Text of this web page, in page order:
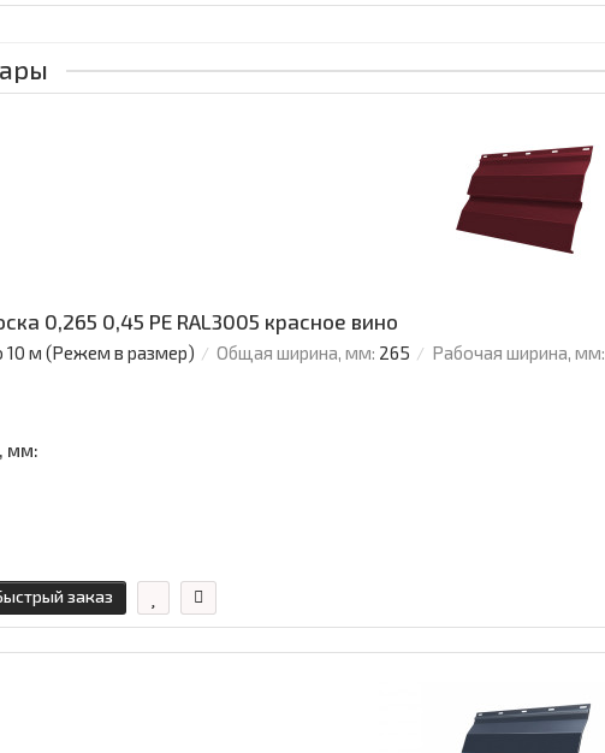
0,265 0,45 PE RAL3005 красное вино
10 м (Режем в размер) Общая ширина, мм: 265 Рабочая ширина, мм:
мм:
заказ